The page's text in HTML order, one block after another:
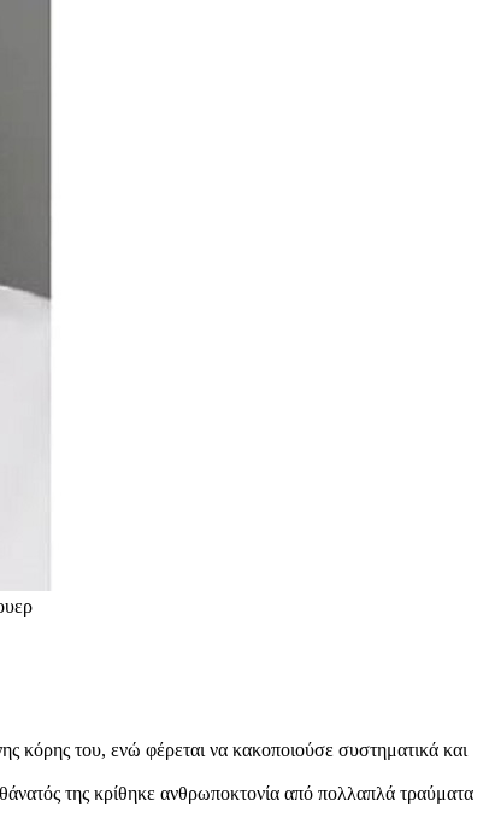
κόρης του, ενώ φέρεται να κακοποιούσε συστηματικά και
της κρίθηκε ανθρωποκτονία από πολλαπλά τραύματα